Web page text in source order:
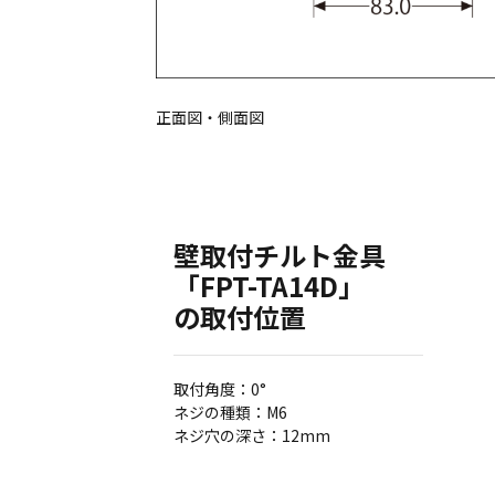
正面図・側面図
壁取付チルト金具
「FPT-TA14D」
の取付位置
取付角度：0°
ネジの種類：M6
ネジ穴の深さ：12mm